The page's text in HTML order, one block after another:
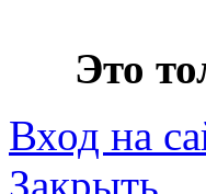
Это
Вход на